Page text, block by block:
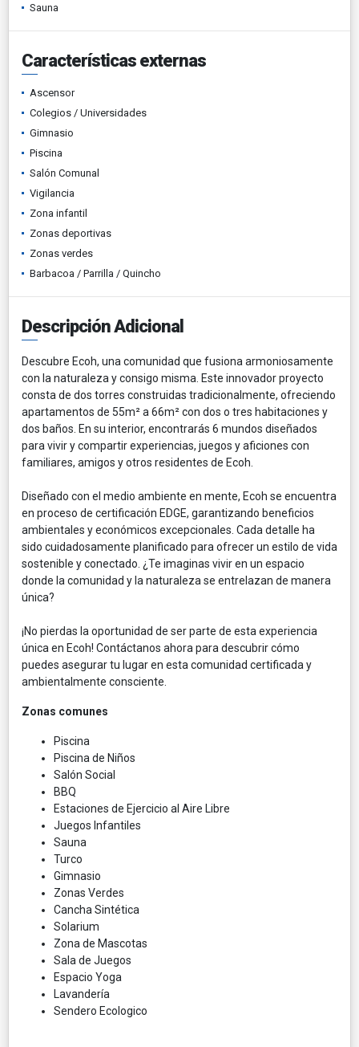
Sauna
Características externas
Ascensor
Colegios / Universidades
Gimnasio
Piscina
Salón Comunal
Vigilancia
Zona infantil
Zonas deportivas
Zonas verdes
Barbacoa / Parrilla / Quincho
Descripción Adicional
Descubre Ecoh, una comunidad que fusiona armoniosamente
con la naturaleza y consigo misma. Este innovador proyecto
consta de dos torres construidas tradicionalmente, ofreciendo
apartamentos de 55m² a 66m² con dos o tres habitaciones y
dos baños. En su interior, encontrarás 6 mundos diseñados
para vivir y compartir experiencias, juegos y aficiones con
familiares, amigos y otros residentes de Ecoh.
Diseñado con el medio ambiente en mente, Ecoh se encuentra
en proceso de certificación EDGE, garantizando beneficios
ambientales y económicos excepcionales. Cada detalle ha
sido cuidadosamente planificado para ofrecer un estilo de vida
sostenible y conectado. ¿Te imaginas vivir en un espacio
donde la comunidad y la naturaleza se entrelazan de manera
única?
¡No pierdas la oportunidad de ser parte de esta experiencia
única en Ecoh! Contáctanos ahora para descubrir cómo
puedes asegurar tu lugar en esta comunidad certificada y
ambientalmente consciente.
Zonas comunes
Piscina
Piscina de Niños
Salón Social
BBQ
Estaciones de Ejercicio al Aire Libre
Juegos Infantiles
Sauna
Turco
Gimnasio
Zonas Verdes
Cancha Sintética
Solarium
Zona de Mascotas
Sala de Juegos
Espacio Yoga
Lavandería
Sendero Ecologico